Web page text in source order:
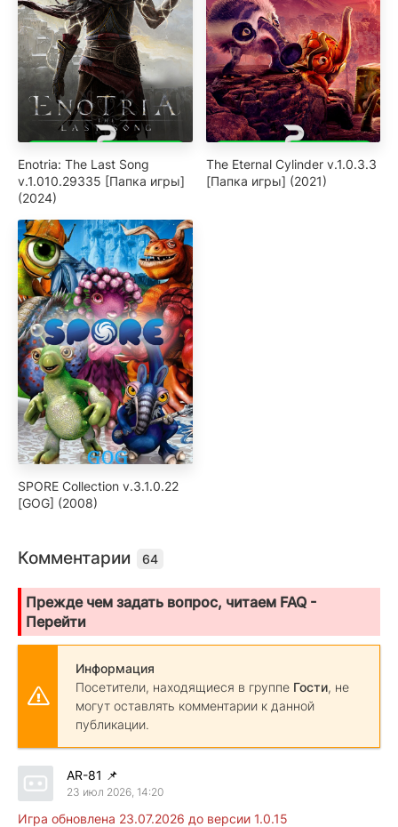
Enotria: The Last Song
v.1.010.29335 [Папка игры]
(2024)
The Eternal Cylinder v.1.0.3.3
[Папка игры] (2021)
SPORE Collection v.3.1.0.22
[GOG] (2008)
Комментарии 64
Прежде чем задать вопрос, читаем FAQ -
Перейти
Информация
Посетители, находящиеся в группе Гости, не
могут оставлять комментарии к данной
публикации.
AR-81 📌
23 июл 2026, 14:20
Игра обновлена 23.07.2026 до версии 1.0.15